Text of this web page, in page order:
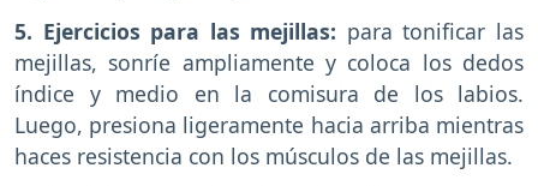
5. Ejercicios para las mejillas: para tonificar las
mejillas, sonríe ampliamente y coloca los dedos
índice y medio en la comisura de los labios.
Luego, presiona ligeramente hacia arriba mientras
haces resistencia con los músculos de las mejillas.